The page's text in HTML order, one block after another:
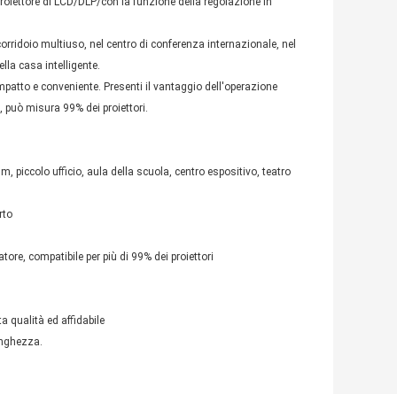
multiuso, nel centro di conferenza internazionale, nel
casa intelligente.
e conveniente. Presenti il vantaggio dell'operazione
misura 99% dei proiettori.
piccolo ufficio, aula della scuola, centro espositivo, teatro
compatibile per più di 99% dei proiettori
qualità ed affidabile